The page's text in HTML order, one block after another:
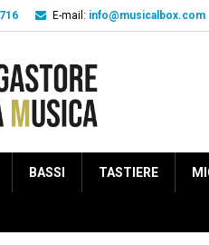
E-mail: info@musicalbox.com
BASSI TASTIERE